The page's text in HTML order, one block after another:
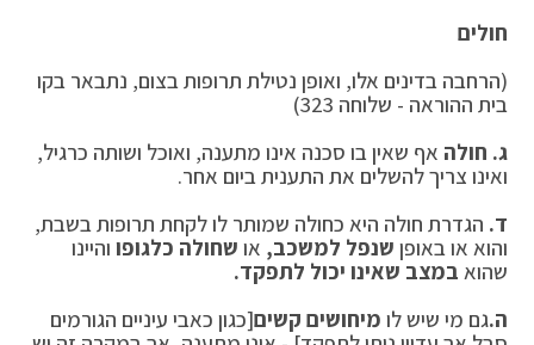
חולים
(הרחבה בדינים אלו, ואופן נטילת תרופות בצום, נתבאר בקו
בית ההוראה - שלוחה 323)
ג. חולה אף שאין בו סכנה אינו מתענה, ואוכל ושותה כרגיל,
ואינו צריך להשלים את התענית ביום אחר.
ד. הגדרת חולה היא כחולה שמותר לו לקחת תרופות בשבת,
והוא או באופן שנפל למשכב, או שחולה כלגופו והיינו
שהוא במצב שאינו יכול לתפקד.
ה.גם מי שיש לו מיחושים קשים[כגון כאבי עיניים הגורמים